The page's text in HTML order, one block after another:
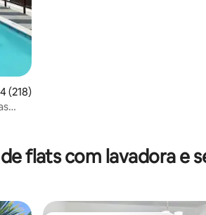
uma avaliação média de 5, 218 avaliações
(218)
flats com lavadora e